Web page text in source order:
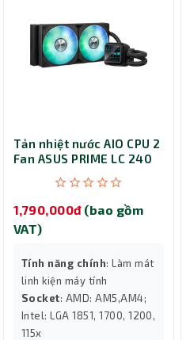
Tản nhiệt nước AIO CPU 2
Fan ASUS PRIME LC 240
1,790,000đ (bao gồm
VAT)
Tính năng chính: Làm mát
linh kiện máy tính
Socket: AMD: AM5,AM4;
Intel: LGA 1851, 1700, 1200,
115x